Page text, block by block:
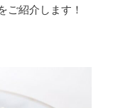
ご紹介します！